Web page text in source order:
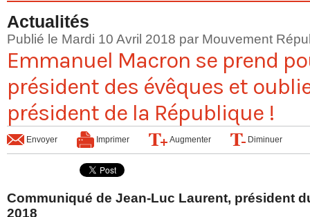
Actualités
Publié le Mardi 10 Avril 2018 par Mouvement
Emmanuel Macron se prend
président des évêques et
président de la République !
Envoyer Imprimer Augmenter Diminuer
Communiqué de Jean-Luc Laurent, président
2018